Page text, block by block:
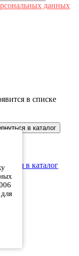
данных
в списке
в каталог
в каталог